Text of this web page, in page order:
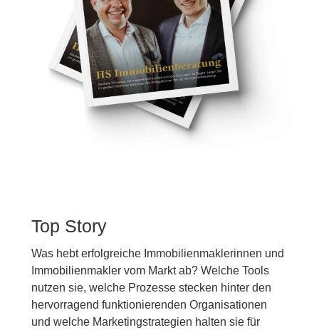
Top Story
Was hebt erfolgreiche Immobilienmaklerinnen und
Immobilienmakler vom Markt ab? Welche Tools
nutzen sie, welche Prozesse stecken hinter den
hervorragend funktionierenden Organisationen
und welche Marketingstrategien halten sie für